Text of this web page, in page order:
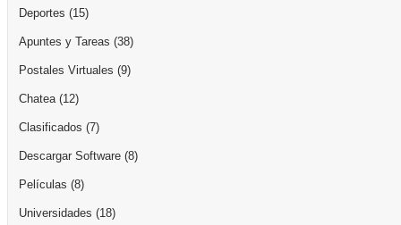
Deportes (15)
Apuntes y Tareas (38)
Postales Virtuales (9)
Chatea(12)
Clasificados (7)
Descargar Software (8)
Películas (8)
Universidades (18)